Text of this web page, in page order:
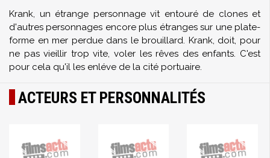
Krank, un étrange personnage vit entouré de clones et
d'autres personnages encore plus étranges sur une plate-
forme en mer perdue dans le brouillard. Krank, doit, pour
ne pas vieillir trop vite, voler les rêves des enfants. C'est
pour cela qu'il les enléve de la cité portuaire.
ACTEURS ET PERSONNALITÉS